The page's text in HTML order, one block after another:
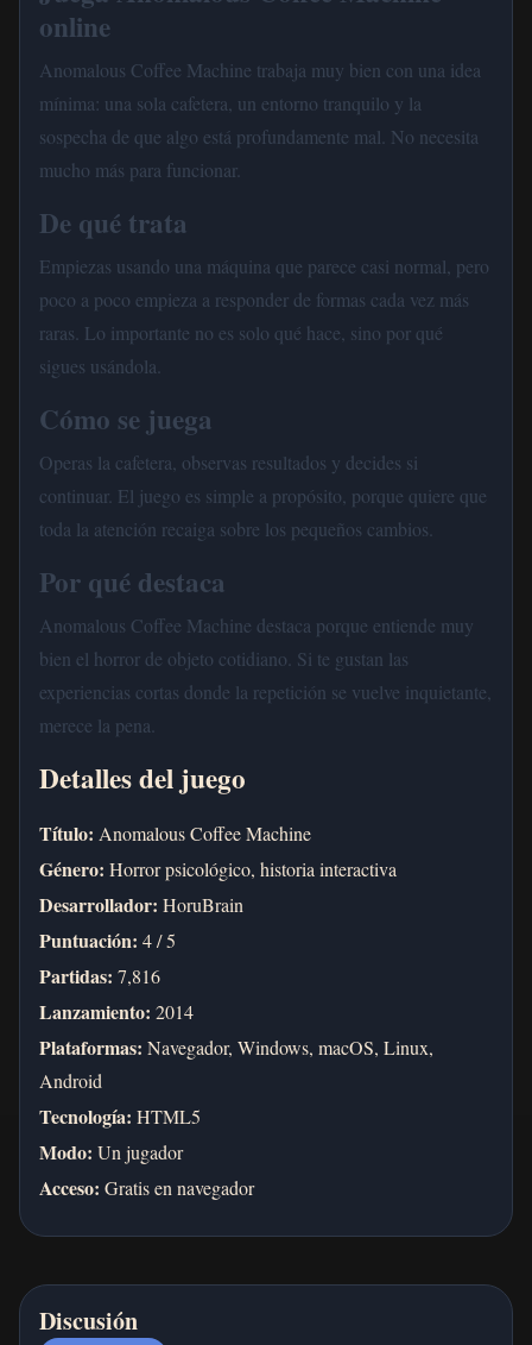
online
Anomalous Coffee Machine trabaja muy bien con una idea
mínima: una sola cafetera, un entorno tranquilo y la
sospecha de que algo está profundamente mal. No necesita
mucho más para funcionar.
De qué trata
Empiezas usando una máquina que parece casi normal, pero
poco a poco empieza a responder de formas cada vez más
raras. Lo importante no es solo qué hace, sino por qué
sigues usándola.
Cómo se juega
Operas la cafetera, observas resultados y decides si
continuar. El juego es simple a propósito, porque quiere que
toda la atención recaiga sobre los pequeños cambios.
Por qué destaca
Anomalous Coffee Machine destaca porque entiende muy
bien el horror de objeto cotidiano. Si te gustan las
experiencias cortas donde la repetición se vuelve inquietante,
merece la pena.
Detalles del juego
Título: Anomalous Coffee Machine
Género: Horror psicológico, historia interactiva
Desarrollador: HoruBrain
Puntuación: 4 / 5
Partidas: 7,816
Lanzamiento: 2014
Plataformas: Navegador, Windows, macOS, Linux,
Android
Tecnología: HTML5
Modo: Un jugador
Acceso: Gratis en navegador
Discusión